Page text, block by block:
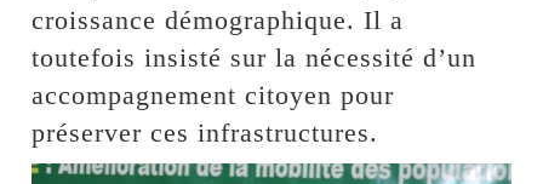
croissance démographique. Il a
toutefois insisté sur la nécessité d’un
accompagnement citoyen pour
préserver ces infrastructures.